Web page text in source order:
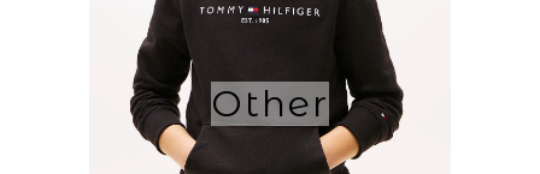
Other